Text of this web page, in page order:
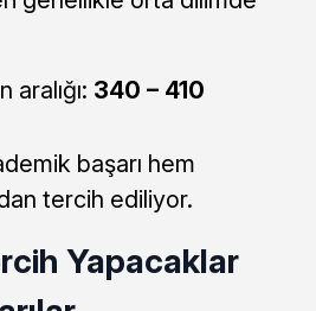
aralığı: 340 – 410
başarı hem
tercih ediliyor.
Yapacaklar